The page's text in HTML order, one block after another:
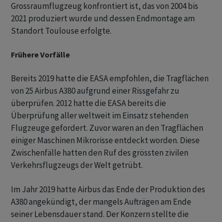
Grossraumflugzeug konfrontiert ist, das von 2004 bis
2021 produziert wurde und dessen Endmontage am
Standort Toulouse erfolgte.
Frühere Vorfälle
Bereits 2019 hatte die EASA empfohlen, die Tragflächen
von 25 Airbus A380 aufgrund einer Rissgefahr zu
überprüfen. 2012 hatte die EASA bereits die
Überprüfung aller weltweit im Einsatz stehenden
Flugzeuge gefordert. Zuvor waren an den Tragflächen
einiger Maschinen Mikrorisse entdeckt worden. Diese
Zwischenfälle hatten den Ruf des grössten zivilen
Verkehrsflugzeugs der Welt getrübt.
Im Jahr 2019 hatte Airbus das Ende der Produktion des
A380 angekündigt, der mangels Aufträgen am Ende
seiner Lebensdauer stand. Der Konzern stellte die